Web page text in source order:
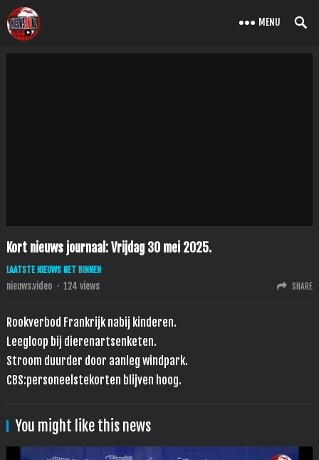
MENU
Kort nieuws journaal: Vrijdag 30 mei 2025.
LAATSTE NIEUWS NET BINNEN
nieuws.video · 124 views SHARE
Rookverbod Frankrijk nabij kinderen.
Leegloop bij dierenartsenketen.
Stroom duurder door aanleg windpark.
CBS:personeelstekorten blijven hoog.
You might like this news